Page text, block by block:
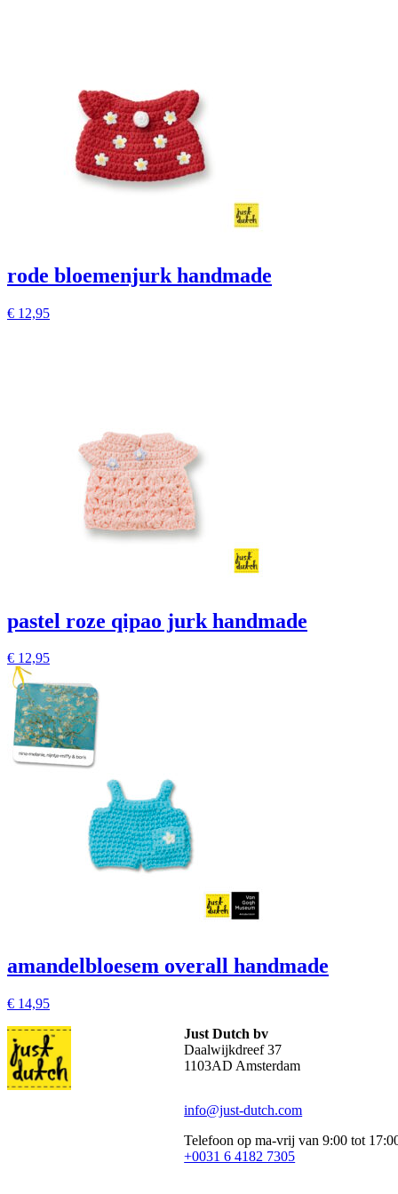
rode bloemenjurk handmade
€ 12,95
pastel roze qipao jurk handmade
€ 12,95
amandelbloesem overall handmade
€ 14,95
Just Dutch bv
Daalwijkdreef 37
1103AD Amsterdam
info@just-dutch.com
Telefoon op ma-vrij van 9:00 tot
+0031 6 4182 7305